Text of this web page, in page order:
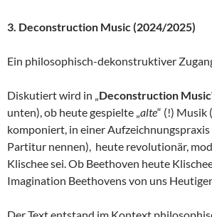
3. Deconstruction Music (2024/2025)
Ein philosophisch-dekonstruktiver
Diskutiert wird in „Deconstruction Music
unten), ob heute gespielte „alte“ (!) Musik
komponiert, in einer
Partitur nennen), heute revolutionär,
Klischee sei. Ob Beethoven heute
Imagination Beethovens von uns